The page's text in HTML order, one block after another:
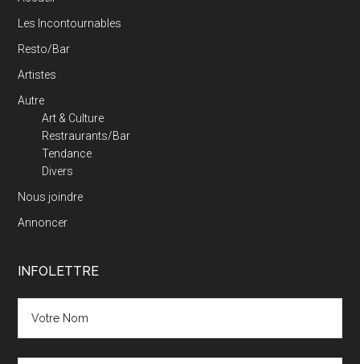
Les Incontournables
Resto/Bar
Artistes
Autre
Art & Culture
Restraurants/Bar
Tendance
Divers
Nous joindre
Annoncer
INFOLETTRE